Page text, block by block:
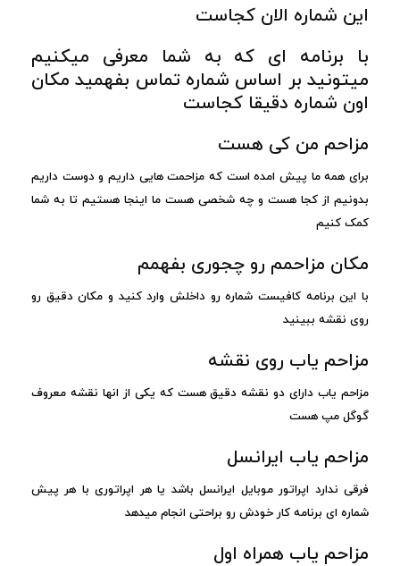
این شماره الان کجاست
با برنامه ای که به شما معرفی میکنیم
میتونید بر اساس شماره تماس بفهمید مکان
اون شماره دقیقا کجاست
مزاحم من کی هست
برای همه ما پیش امده است که مزاحمت هایی داریم و دوست داریم
بدونیم از کجا هست و چه شخصی هست ما اینجا هستیم تا به شما
کمک کنیم
مکان مزاحمم رو چجوری بفهمم
با این برنامه کافیست شماره رو داخلش وارد کنید و مکان دقیق رو
روی نقشه ببینید
مزاحم یاب روی نقشه
مزاحم یاب دارای دو نقشه دقیق هست که یکی از انها نقشه معروف
گوگل مپ هست
مزاحم یاب ایرانسل
فرقی ندارد اپراتور موبایل ایرانسل باشد یا هر اپراتوری با هر پیش
شماره ای برنامه کار خودش رو براحتی انجام میدهد
مزاحم یاب همراه اول